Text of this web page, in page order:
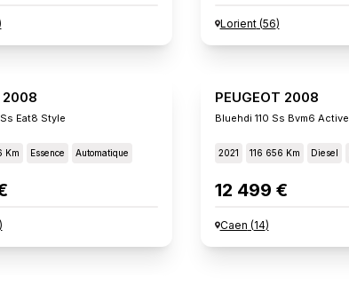
Lorient(56)
2008
Eat8 Style
Km Essence Automatique
)
PEUGEOT 2008
Bluehdi 110 Ss Bvm6 Active
2021 116 656 Km Diesel
12 499 €
Caen (14)